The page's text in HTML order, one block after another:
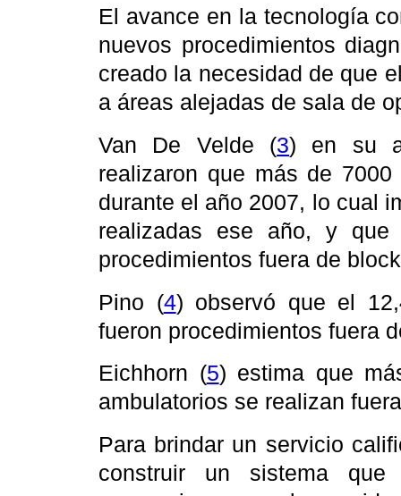
El avance en la tecnología
nuevos procedimientos
creado la necesidad de que
a áreas alejadas de sala de
Van De Velde (3) en su
realizaron que más de
durante el año 2007, lo cual
realizadas ese año, y
procedimientos fuera de
Pino (4) observó que el
fueron procedimientos fuera
Eichhorn (5) estima que
ambulatorios se realizan
Para brindar un servicio
construir un sistema